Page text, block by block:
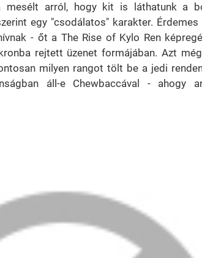
mesélt arról, hogy kit is láthatunk a
egy "csodálatos" karakter.
- őt a The Rise of Kylo Ren
rejtett üzenet formájában. Azt
milyen rangot tölt be a jedi
áll-e Chewbaccával - ahogy